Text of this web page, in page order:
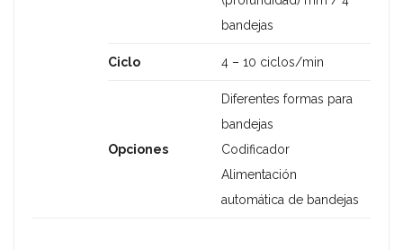
bandejas
Ciclo 4 – 10 ciclos/min
Opciones
Diferentes formas para
bandejas
Codificador
Alimentación
automática de bandejas